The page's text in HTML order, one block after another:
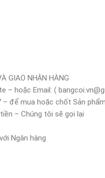
GIAO NHẬN HÀNG
– hoặc Email: (
để mua hoặc chốt Sản phẩm
– Chúng tôi sẽ gọi lại
Ngân hàng